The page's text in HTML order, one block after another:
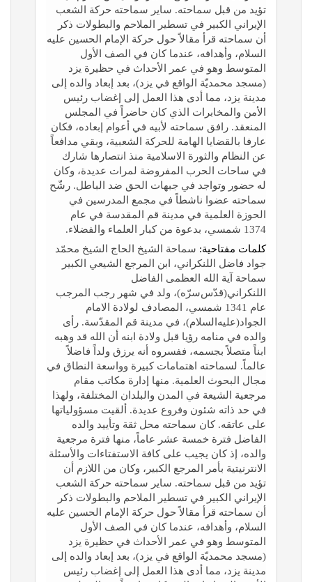
تؤيد من قبل سماحته. ساير سماحته حركة الشعب
الإيراني الكبير في تسطير الملاحم والبطولات ذكر
أن سماحته قرأ مقالاً حول حركة الإمام الحسين عليه
السلام، وأهدافه، عندما كان في الصف الأول
المتوسط وهو في عمر الأحداث في حظيرة يزد
(مسجد محمديّة الواقع في يزد)، بعد إبعاد والده إلی
مدينة يزد، مما أدی هذا العمل إلی إغضاب رئيس
الأمن والمخابرات الذي كان حاضراً في المجلس
المنعقد. رافق سماحته لأبيه في أعوام إبعاده، فكان
عارفا بالقضايا الهامة للحركة الشعبية، وبقي مدافعاً
عن النظام والثورة الاسلامية منذ انتصارها شارك
في ساحات الحرب المفروضة لمرات عديدة، وكان
له حضور وتواجد في جبهات الحق ضد الباطل. رشّح
سماحته عضوا ناشطاً في مجمع المدرسين في
الحوزة العلمية في مدينة قم المقدسة في عام
1374 شمسي، بدعوة من كبار العلماء والفضلاء.
كلمات مفتاحية: سماحة الشيخ الحاج الشيخ محمّد
جواد فاضل اللنكراني، ابن المرجع الشيعي الكبير
سماحة آية الله العظمی الفاضل
اللنكراني(قدّس‌سرّه)، ولد في شهر رجب المرجب
عام 1341 شمسي، المصادف لولادة الامام
الجواد(عليه‌السلام)، في مدينة قم المقدّسة. رأی
والده في منامه رؤيا قبل ولادة ابنه أن الله قد وهبه
ابناً متصلاً بجسمه، ففسروه أنه يرزق ولداً فاضلاً
عالماً. لسماحته اهتمامات كبيرة وواسعة النطاق في
مجال البحوث العلمية. منها إدارة مكاتب مقام
مرجعية الشيعة في المدن والبلدان المختلفة، ولهذا
في حد ذاته شئون وفروع عديدة. ألقيت مسؤولياتها
علی عاتقه. كان سماحته محل ثقة وتأييد والده
الفاضل فترة خمسة عشر عاماً، منها فترة مرجعية
والده، إذ كان يجيب علی كافة الاستفتاءات والأسئلة
الانترنيتية بأمر المرجع الكبير، وكان من اللازم أن
تؤيد من قبل سماحته. ساير سماحته حركة الشعب
الإيراني الكبير في تسطير الملاحم والبطولات ذكر
أن سماحته قرأ مقالاً حول حركة الإمام الحسين عليه
السلام، وأهدافه، عندما كان في الصف الأول
المتوسط وهو في عمر الأحداث في حظيرة يزد
(مسجد محمديّة الواقع في يزد)، بعد إبعاد والده إلی
مدينة يزد، مما أدی هذا العمل إلی إغضاب رئيس